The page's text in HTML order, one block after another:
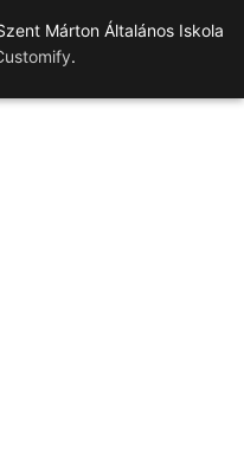
Márton Általános Iskola
.